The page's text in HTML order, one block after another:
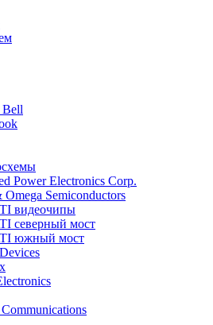
Bell
Power Electronics Corp.
Semiconductors
видеочипы
северный мост
южный мост